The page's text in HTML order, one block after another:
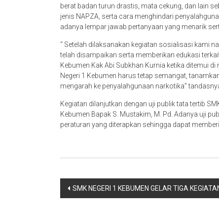
berat badan turun drastis, mata cekung, dan lain
jenis NAPZA, serta cara menghindari
adanya lempar jawab pertanyaan yang menarik
“ Setelah dilaksanakan kegiatan sosialisasi kami
telah disampaikan serta memberikan edukasi
Kebumen Kak Abi Subkhan Kurnia ketika ditemui
Negeri 1 Kebumen harus tetap semangat,
mengarah ke penyalahgunaan narkotika”
Kegiatan dilanjutkan dengan uji publik tata tertib
Kebumen Bapak S. Mustakim, M. Pd. Adanya uji
peraturan yang diterapkan sehingga dapat
SMK NEGERI 1 KEBUMEN GELAR TIGA